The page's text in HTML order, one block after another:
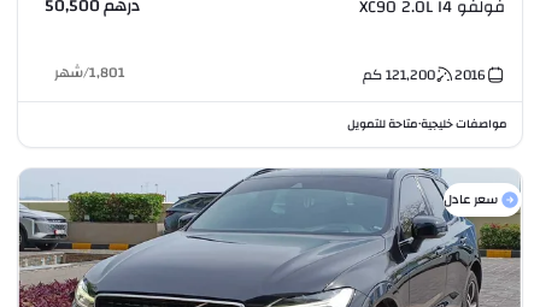
فولفو XC90 2.0L I4 درهم 50,500
2016
121,200كم 1,801
/شهر
مواصفات خليجية•متاحة للتمويل
سعر عادل